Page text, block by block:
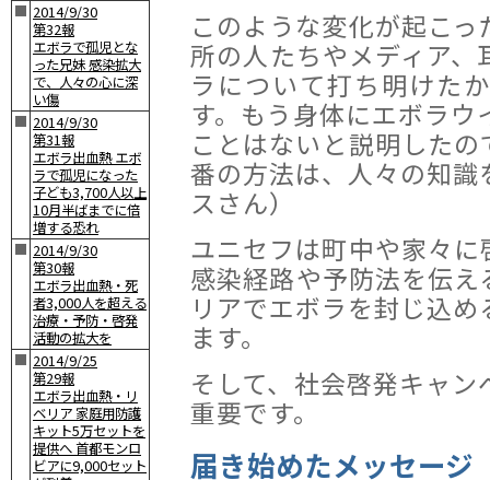
■ 2014/9/30
第32報
エボラで孤児とな
った兄妹 感染拡大
で、人々の心に深
い傷
■ 2014/9/30
第31報
エボラ出血熱 エボ
ラで孤児になった
子ども3,700人以上
10月半ばまでに倍
増する恐れ
■ 2014/9/30
第30報
エボラ出血熱・死
者3,000人を超える
治療・予防・啓発
活動の拡大を
■ 2014/9/25
第29報
エボラ出血熱・リ
ベリア 家庭用防護
キット5万セットを
提供へ 首都モンロ
ビアに9,000セット
このような変化が起こ
所の人たちやメディア
ラについて打ち明けた
す。もう身体にエボラ
ことはないと説明した
番の方法は、人々の知
スさん）
ユニセフは町中や家々
感染経路や予防法を伝
リアでエボラを封じ込
ます。
そして、社会啓発キャ
重要です。
届き始めたメッセージ